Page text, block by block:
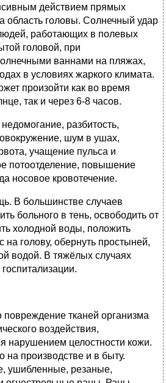
действием прямых
область головы. Солнечный удар
работающих в полевых
головой, при
ваннами на пляжах,
в условиях жаркого климата.
произойти как во время
так и через 6-8 часов.
разбитость,
шум в ушах,
учащение пульса и
потоотделение, повышение
носовое кровотечение.
В большинстве случаев
больного в тень, освободить от
холодной воды, положить
на голову, обернуть простыней,
водой. В тяжёлых случаях
тканей организма
воздействия,
нарушением целостности кожи.
на производстве и в быту.
ушибленные, резаные,